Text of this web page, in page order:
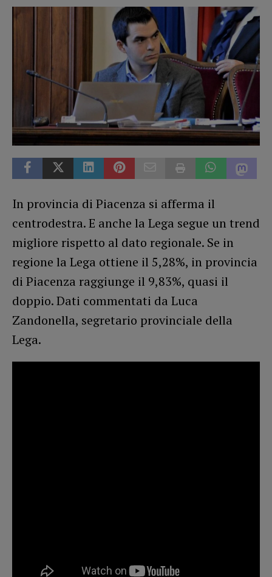
In provincia di Piacenza si afferma il
centrodestra. E anche la Lega segue un trend
migliore rispetto al dato regionale. Se in
regione la Lega ottiene il 5,28%, in provincia
di Piacenza raggiunge il 9,83%, quasi il
doppio. Dati commentati da Luca
Zandonella, segretario provinciale della
Lega.